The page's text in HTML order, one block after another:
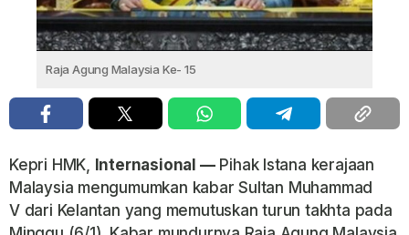
Raja Agung Malaysia Ke- 15
Kepri HMK, Internasional —Pihak Istana kerajaan
Malaysia mengumumkan kabar Sultan Muhammad
V dari Kelantan yang memutuskan turun takhta pada